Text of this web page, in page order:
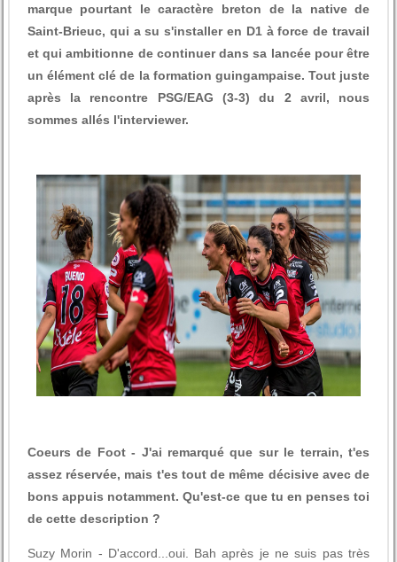
marque pourtant le caractère breton de la native de
Saint-Brieuc, qui a su s'installer en D1 à force de travail
et qui ambitionne de continuer dans sa lancée pour être
un élément clé de la formation guingampaise. Tout juste
après la rencontre PSG/EAG (3-3) du 2 avril, nous
sommes allés l'interviewer.
Coeurs de Foot - J'ai remarqué que sur le terrain, t'es
assez réservée, mais t'es tout de même décisive avec de
bons appuis notamment. Qu'est-ce que tu en penses toi
de cette description ?
Suzy Morin - D'accord...oui. Bah après je ne suis pas très